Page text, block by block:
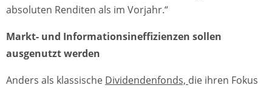
absoluten Renditen als im Vorjahr.“
Markt- und Informationsineffizienzen sollen
ausgenutzt werden
Anders als klassische Dividendenfonds, die ihren Fokus